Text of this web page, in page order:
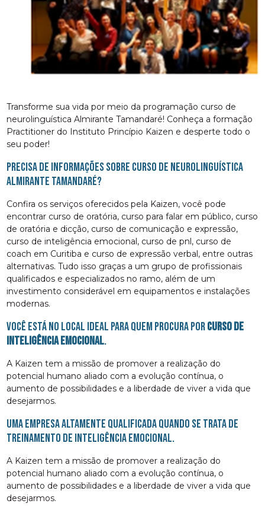
Transforme sua vida por meio da programação curso de
neurolinguística Almirante Tamandaré! Conheça a formação
Practitioner do Instituto Princípio Kaizen e desperte todo o
seu poder!
Precisa de informações sobre curso de neurolinguística
Almirante Tamandaré?
Confira os serviços oferecidos pela Kaizen, você pode
encontrar curso de oratória, curso para falar em público, curso
de oratória e dicção, curso de comunicação e expressão,
curso de inteligência emocional, curso de pnl, curso de
coach em Curitiba e curso de expressão verbal, entre outras
alternativas. Tudo isso graças a um grupo de profissionais
qualificados e especializados no ramo, além de um
investimento considerável em equipamentos e instalações
modernas.
Você está no local ideal para quem procura porcurso de
inteligência emocional.
A Kaizen tem a missão de promover a realização do
potencial humano aliado com a evolução contínua, o
aumento de possibilidades e a liberdade de viver a vida que
desejarmos.
Uma empresa altamente qualificada quando se trata de
Treinamento de Inteligência Emocional.
A Kaizen tem a missão de promover a realização do
potencial humano aliado com a evolução contínua, o
aumento de possibilidades e a liberdade de viver a vida que
desejarmos.